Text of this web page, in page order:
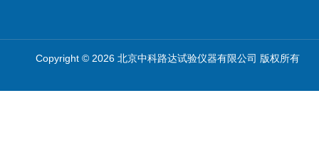
Copyright © 2026 北京中科路达试验仪器有限公司 版权所有